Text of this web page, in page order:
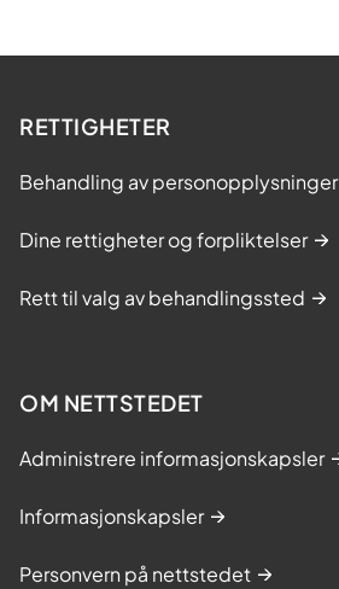
RETTIGHETER
Behandling av personopplysninger
Dine rettigheter og forpliktelser
Rett til valg av behandlingssted
OM NETTSTEDET
Administrere informasjonskapsler
Informasjonskapsler
Personvern på nettstedet